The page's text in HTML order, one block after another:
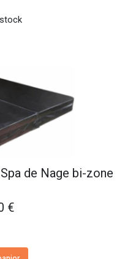
de Nage bi-zone
€